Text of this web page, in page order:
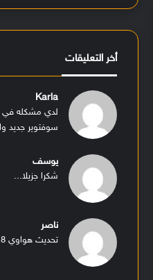
أخر التعليقات
Karla
لدي مشكله في
سوفتوير جديد
يوسف
شكرا جزيلا...
ناصر
تحديث هواوي 8...